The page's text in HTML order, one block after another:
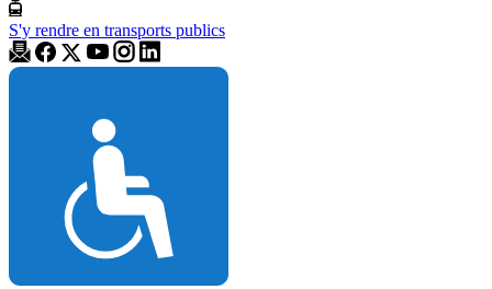
S'y rendre en transports publics